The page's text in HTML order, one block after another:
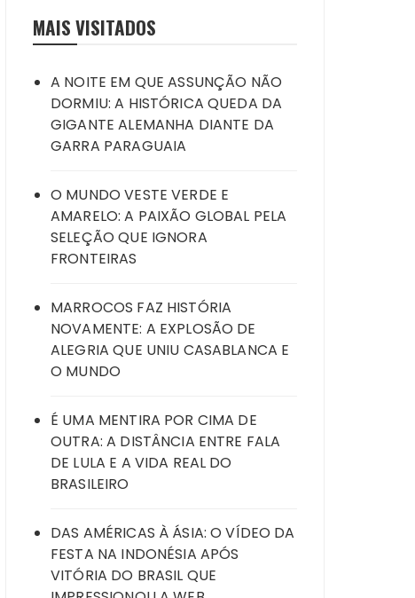
MAIS VISITADOS
A NOITE EM QUE ASSUNÇÃO NÃO
DORMIU: A HISTÓRICA QUEDA DA
GIGANTE ALEMANHA DIANTE DA
GARRA PARAGUAIA
O MUNDO VESTE VERDE E
AMARELO: A PAIXÃO GLOBAL PELA
SELEÇÃO QUE IGNORA
FRONTEIRAS
MARROCOS FAZ HISTÓRIA
NOVAMENTE: A EXPLOSÃO DE
ALEGRIA QUE UNIU CASABLANCA E
O MUNDO
É UMA MENTIRA POR CIMA DE
OUTRA: A DISTÂNCIA ENTRE FALA
DE LULA E A VIDA REAL DO
BRASILEIRO
DAS AMÉRICAS À ÁSIA: O VÍDEO DA
FESTA NA INDONÉSIA APÓS
VITÓRIA DO BRASIL QUE